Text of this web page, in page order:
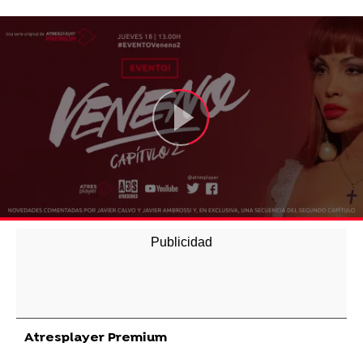
Atresplayer Premium